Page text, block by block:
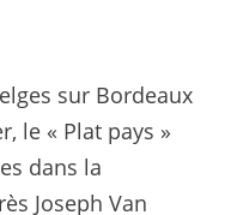
sur Bordeaux
le « Plat pays »
dans la
Joseph Van